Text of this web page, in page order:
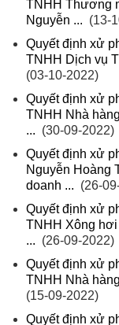
TNHH Thương
Nguyễn ... (13-
Quyết định xử
TNHH Dịch vụ
(03-10-2022)
Quyết định xử
TNHH Nhà
... (30-09-2022)
Quyết định xử
Nguyễn Hoàng
doanh ... (26-
Quyết định xử
TNHH Xông hơi
... (26-09-2022)
Quyết định xử
TNHH Nhà
(15-09-2022)
Quyết định xử